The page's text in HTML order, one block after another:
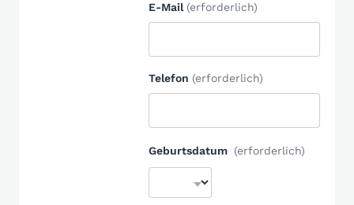
E-Mail (erforderlich)
Telefon (erforderlich)
Geburtsdatum (erforderlich)